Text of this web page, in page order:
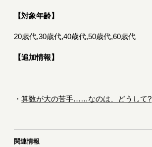
【対象年齢】
20歳代,30歳代,40歳代,50歳代,60歳代
【追加情報】
・算数が大の苦手……なのは、どうして?
関連情報